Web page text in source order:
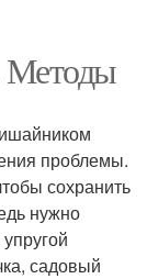
Методы
проблемы.
сохранить
нужно
садовый